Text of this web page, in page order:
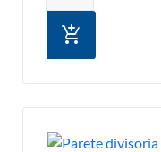
add_shopping_cart